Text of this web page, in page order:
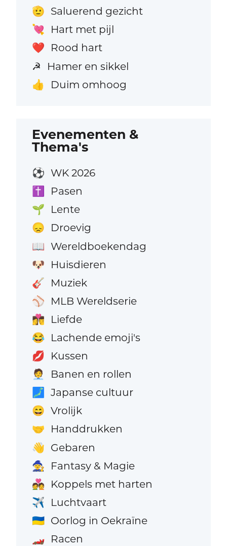
🫡 Saluerend gezicht
💘 Hart met pijl
❤️ Rood hart
☭ Hamer en sikkel
👍 Duim omhoog
Evenementen &
Thema's
⚽ WK 2026
✝️ Pasen
🌱 Lente
😞 Droevig
📖 Wereldboekendag
🐶 Huisdieren
🎸 Muziek
⚾ MLB Wereldserie
👩‍❤️‍💋‍👨 Liefde
😂 Lachende emoji's
💋 Kussen
🧑‍💼 Banen en rollen
🗾 Japanse cultuur
😄 Vrolijk
🤝 Handdrukken
👋 Gebaren
🧙 Fantasy & Magie
💑 Koppels met harten
✈️ Luchtvaart
🇺🇦 Oorlog in Oekraïne
🏎️ Racen